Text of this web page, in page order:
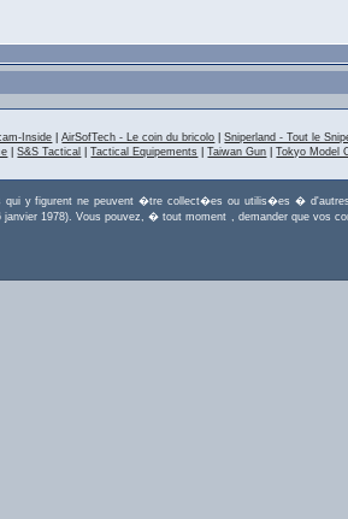
Inside |AirSofTech - Le coin du bricolo |Sniperland - Tout le
|S&S Tactical |Tactical Equipements |Taiwan Gun |Tokyo Model
y figurent ne peuvent �tre collect�es ou utilis�es �
1978). Vous pouvez, � tout moment , demander que vos